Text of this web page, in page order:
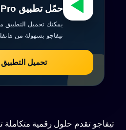
حمّل تطبيق Tefagoo Pro الآن
يمكنك تحميل التطبيق
تيفاجو بسهولة من
تحميل التطبيق
تيفاجو تقدم حلول رقمية